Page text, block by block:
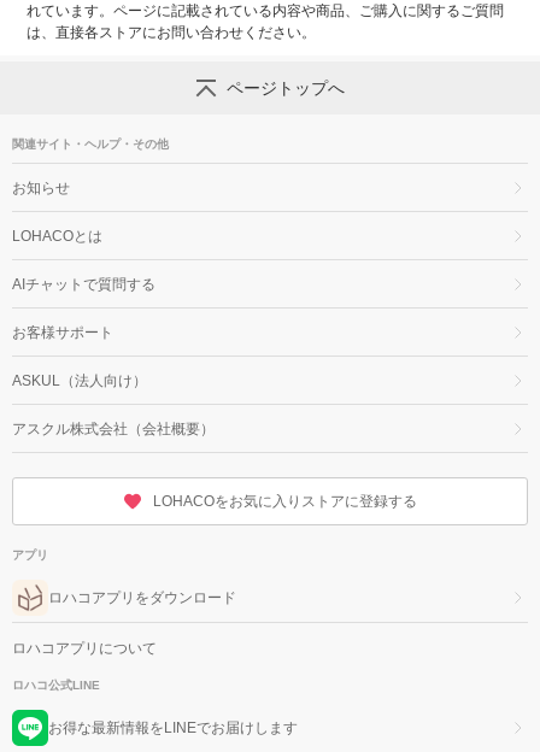
れています。ページに記載されている内容や商品、ご購入に関するご質問
は、直接各ストアにお問い合わせください。
ページトップへ
関連サイト・ヘルプ・その他
お知らせ
LOHACOとは
AIチャットで質問する
お客様サポート
ASKUL（法人向け）
アスクル株式会社（会社概要）
LOHACOをお気に入りストアに登録する
アプリ
ロハコアプリをダウンロード
ロハコアプリについて
ロハコ公式LINE
お得な最新情報をLINEでお届けします